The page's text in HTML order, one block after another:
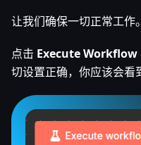
让我们确保一切正常工作。
点击 Execute Workflow
切设置正确，你应该会看